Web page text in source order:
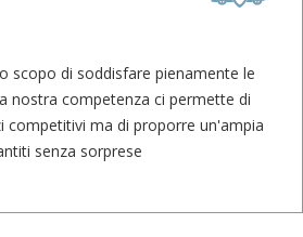
scopo di soddisfare pienamente le
nostra competenza ci permette di
competitivi ma di proporre un'ampia
senza sorprese